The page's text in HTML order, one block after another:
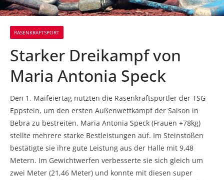
RASENKRAFTSPORT
Starker Dreikampf von
Maria Antonia Speck
Den 1. Maifeiertag nutzten die Rasenkraftsportler der TSG
Eppstein, um den ersten Außenwettkampf der Saison in
Bebra zu bestreiten. Maria Antonia Speck (Frauen +78kg)
stellte mehrere starke Bestleistungen auf. Im Steinstoßen
bestätigte sie ihre gute Leistung aus der Halle mit 9,48
Metern. Im Gewichtwerfen verbesserte sie sich gleich um
zwei Meter (21,46 Meter) und konnte mit diesen super